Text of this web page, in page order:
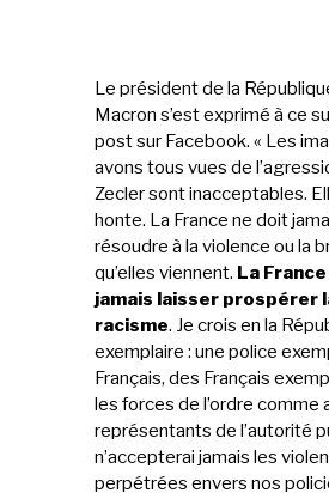
Le président de la
Macron s’est exprimé à ce
post sur Facebook. « Les
avons tous vues de
Zecler sont inacceptables.
honte. La France ne doit
résoudre à la violence ou la
qu’elles viennent. La
jamais laisser prospérer
racisme. Je crois en la
exemplaire : une police
Français, des Français
les forces de l’ordre comme
représentants de l’autorité
n’accepterai jamais les
perpétrées envers nos